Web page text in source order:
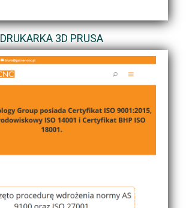
DRUKARKA 3D PRUSA